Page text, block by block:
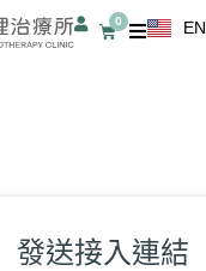
0
購
EN
發送接入連結